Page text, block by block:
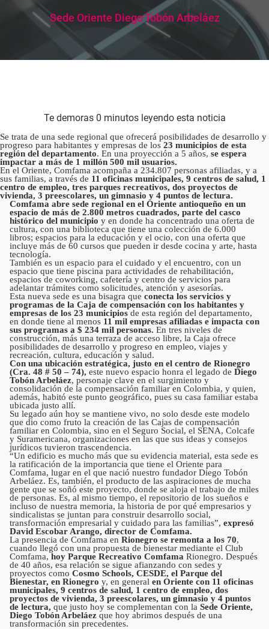
Sede Oriente Diego Tobón Arbeláez
Te demoras 0 minutos leyendo esta noticia
Se trata de una sede regional que ofrecerá posibilidades de desarrollo y
progreso para habitantes y empresas de los 23 municipios de esta
región del departamento. En una proyección a 5 años, se espera
impactar a más de 1 millón 500 mil usuarios.
En el Oriente, Comfama acompaña a 234.807 personas afiliadas, y a
sus familias, a través de 11 oficinas municipales, 9 centros de salud, 1
centro de empleo, tres parques recreativos, dos proyectos de
vivienda, 3 preescolares, un gimnasio y 4 puntos de lectura.
Comfama abre sede regional en el Oriente antioqueño en un
espacio de más de 2.800 metros cuadrados, parte del casco
histórico del municipio y en donde ha concentrado una oferta de
cultura, con una biblioteca que tiene una colección de 6.000
libros; espacios para la educación y el ocio, con una oferta que
incluye más de 60 cursos que pueden ir desde cocina y arte, hasta
tecnología.
También es un espacio para el cuidado y el encuentro, con un
espacio que tiene piscina para actividades de rehabilitación,
espacios de coworking, cafetería y centro de servicios para
adelantar trámites como solicitudes, atención y asesorías.
Esta nueva sede es una bisagra que conecta los servicios y
programas de la Caja de compensación con los habitantes y
empresas de los 23 municipios de esta región del departamento,
en donde tiene al menos 11 mil empresas afiliadas e impacta con
sus programas a $ 234 mil personas. En tres niveles de
construcción, más una terraza de acceso libre, la Caja ofrece
posibilidades de desarrollo y progreso en empleo, viajes y
recreación, cultura, educación y salud.
Con una ubicación estratégica, justo en el centro de Rionegro
(Cra. 48 # 50 – 74), este nuevo espacio honra el legado de Diego
Tobón Arbeláez, personaje clave en el surgimiento y
consolidación de la compensación familiar en Colombia, y quien,
además, habitó este punto geográfico, pues su casa familiar estaba
ubicada justo allí.
Su legado aún hoy se mantiene vivo, no solo desde este modelo
que dio como fruto la creación de las Cajas de compensación
familiar en Colombia, sino en el Seguro Social, el SENA, Colcafe
y Suramericana, organizaciones en las que sus ideas y consejos
jurídicos tuvieron trascendencia.
“Un edificio es mucho más que su evidencia material, esta sede es
la ratificación de la importancia que tiene el Oriente para
Comfama, lugar en el que nació nuestro fundador Diego Tobón
Arbeláez. Es, también, el producto de las aspiraciones de mucha
gente que se soñó este proyecto, donde se aloja el trabajo de miles
de personas. Es, al mismo tiempo, el repositorio de los sueños e
incluso de nuestra memoria, la historia de por qué empresarios y
sindicalistas se juntan para construir desarrollo social,
transformación empresarial y cuidado para las familias”, expresó
David Escobar Arango, director de Comfama.
La presencia de Comfama en Rionegro se remonta a los 70,
cuando llegó con una propuesta de bienestar mediante el Club
Comfama, hoy Parque Recreativo Comfama Rionegro. Después
de 40 años, esa relación se sigue afianzando con sedes y
proyectos como Cosmo Schools, CESDE, el Parque del
Bienestar, en Rionegro y, en general en Oriente con 11 oficinas
municipales, 9 centros de salud, 1 centro de empleo, dos
proyectos de vivienda, 3 preescolares, un gimnasio y 4 puntos
de lectura, que justo hoy se complementan con la Sede Oriente,
Diego Tobón Arbeláez que hoy abrimos después de una
transformación sin precedentes.